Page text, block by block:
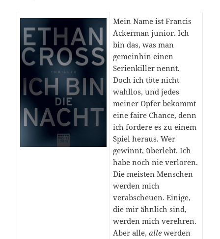
Mein Name ist Francis
Ackerman junior. Ich
bin das, was man
gemeinhin einen
Serienkiller nennt.
Doch ich töte nicht
wahllos, und jedes
meiner Opfer bekommt
eine faire Chance, denn
ich fordere es zu einem
Spiel heraus. Wer
gewinnt, überlebt. Ich
habe noch nie verloren.
Die meisten Menschen
werden mich
verabscheuen. Einige,
die mir ähnlich sind,
werden mich verehren.
Aber alle,allewerden